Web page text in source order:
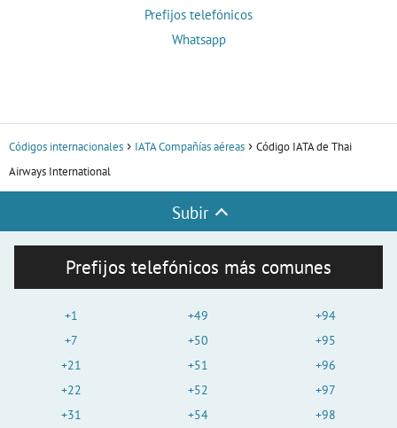
Prefijos telefónicos
Whatsapp
Códigos internacionales IATA Compañías aéreas
Código IATA de Thai
Airways International
Subir
Prefijos telefónicos más comunes
+1
+7
+21
+22
+31
+49
+50
+51
+52
+54
+94
+95
+96
+97
+98